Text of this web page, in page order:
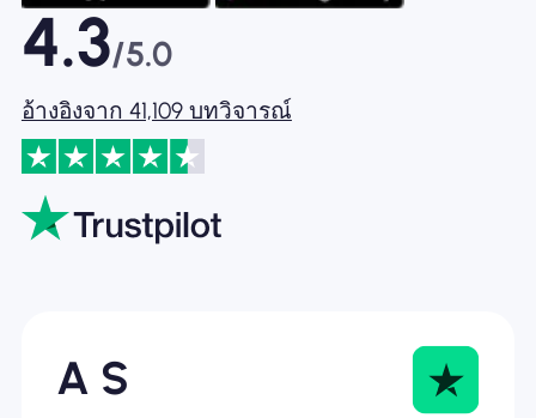
4.3/5.0
อ้างอิงจาก 41,109 บทวิจารณ์
A S